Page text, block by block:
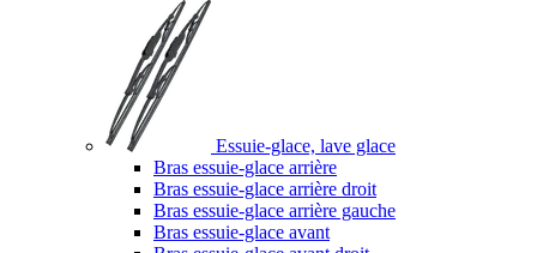
Essuie-glace, lave glace
Bras essuie-glace arrière
Bras essuie-glace arrière droit
Bras essuie-glace arrière gauche
Bras essuie-glace avant